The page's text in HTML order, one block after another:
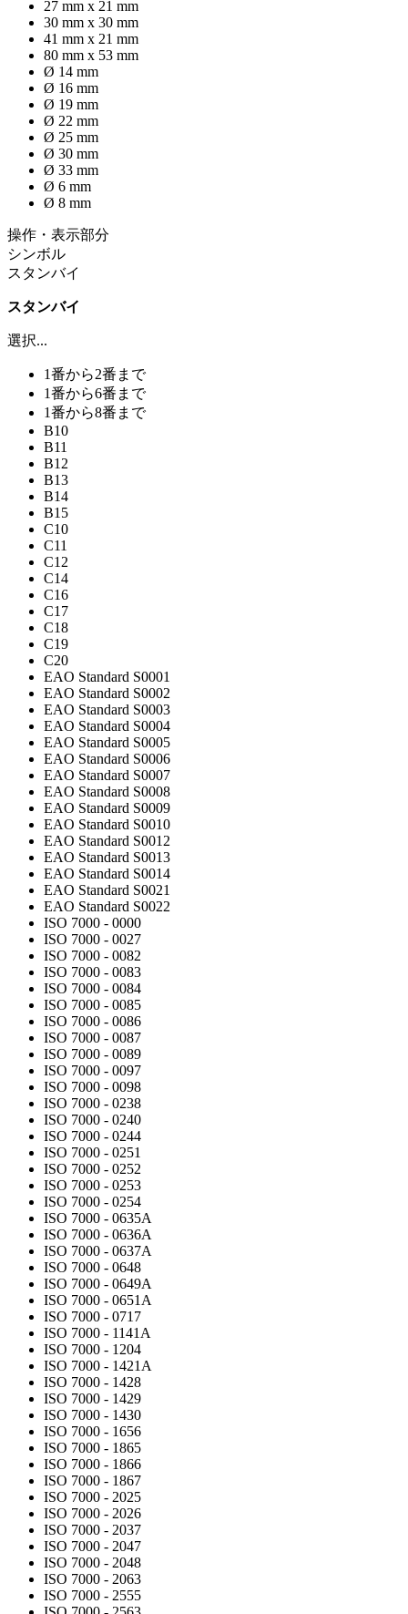
27 mm x 21 mm
30 mm x 30 mm
41 mm x 21 mm
80 mm x 53 mm
Ø 14 mm
Ø 16 mm
Ø 19 mm
Ø 22 mm
Ø 25 mm
Ø 30 mm
Ø 33 mm
Ø 6 mm
Ø 8 mm
操作・表示部分
シンボル
スタンバイ
スタンバイ
選択...
1番から2番まで
1番から6番まで
1番から8番まで
B10
B11
B12
B13
B14
B15
C10
C11
C12
C14
C16
C17
C18
C19
C20
EAO Standard S0001
EAO Standard S0002
EAO Standard S0003
EAO Standard S0004
EAO Standard S0005
EAO Standard S0006
EAO Standard S0007
EAO Standard S0008
EAO Standard S0009
EAO Standard S0010
EAO Standard S0012
EAO Standard S0013
EAO Standard S0014
EAO Standard S0021
EAO Standard S0022
ISO 7000 - 0000
ISO 7000 - 0027
ISO 7000 - 0082
ISO 7000 - 0083
ISO 7000 - 0084
ISO 7000 - 0085
ISO 7000 - 0086
ISO 7000 - 0087
ISO 7000 - 0089
ISO 7000 - 0097
ISO 7000 - 0098
ISO 7000 - 0238
ISO 7000 - 0240
ISO 7000 - 0244
ISO 7000 - 0251
ISO 7000 - 0252
ISO 7000 - 0253
ISO 7000 - 0254
ISO 7000 - 0635A
ISO 7000 - 0636A
ISO 7000 - 0637A
ISO 7000 - 0648
ISO 7000 - 0649A
ISO 7000 - 0651A
ISO 7000 - 0717
ISO 7000 - 1141A
ISO 7000 - 1204
ISO 7000 - 1421A
ISO 7000 - 1428
ISO 7000 - 1429
ISO 7000 - 1430
ISO 7000 - 1656
ISO 7000 - 1865
ISO 7000 - 1866
ISO 7000 - 1867
ISO 7000 - 2025
ISO 7000 - 2026
ISO 7000 - 2037
ISO 7000 - 2047
ISO 7000 - 2048
ISO 7000 - 2063
ISO 7000 - 2555